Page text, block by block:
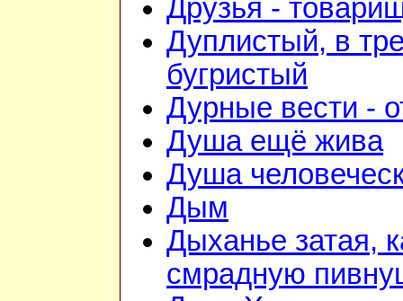
Друзья -
Дуплистый, в
бугристый
Дурные вести -
Душа ещё жива
Душа
Дым
Дыханье затая,
смрадную